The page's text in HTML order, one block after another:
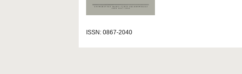
ISSN: 0867-2040